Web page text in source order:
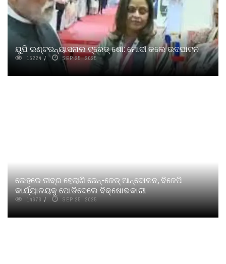
ୟୁପି ଇଣ୍ଟରନ୍ୟାସନାଲ ଟ୍ରେଡ୍ ଶୋ: ମୋଦୀ କଲେ ଉଦଘାଟନ
15224 SEP 25, 2025
ଲେହରେ ତୀବ୍ର ହେଲାଣି ଜେନ୍‍-ଜେଡ୍‍ ଆନ୍ଦୋଳନ, ବିଜେପି
କାର୍ଯ୍ୟାଳୟକୁ ପୋଡିଦେଲେ ବିକ୍ଷୋଭକାରୀ
14678 SEP 25, 2025